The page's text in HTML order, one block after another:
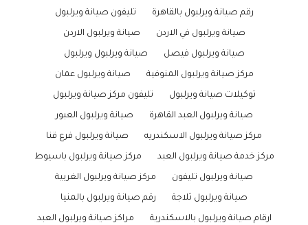
رقم صيانة ويرلبول بالقاهرة تليفون صيانة ويرلبول
صيانة ويرلبول في الاردن صيانة ويرلبول الاردن
صيانة ويرلبول فيصل صيانة ويرلبول ويرلبول
مركز صيانة ويرلبول المنوفية صيانة ويرلبول عمان
توكيلات صيانة ويرلبول تليفون مركز صيانة ويرلبول
صيانة ويرلبول العبد القاهرة صيانة ويرلبول العبور
مركز صيانة ويرلبول الاسكندريه صيانة ويرلبول فرع قنا
مركز خدمة صيانة ويرلبول العبد مركز صيانة ويرلبول باسيوط
صيانة ويرلبول تليفون مركز صيانة ويرلبول الغربية
صيانة ويرلبول ثلاجة رقم صيانة ويرلبول بالمنيا
ارقام صيانة ويرلبول بالاسكندرية مراكز صيانة ويرلبول العبد